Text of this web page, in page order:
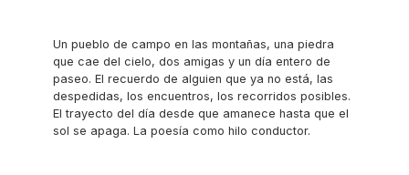
Un pueblo de campo en las montañas, una piedra
que cae del cielo, dos amigas y un día entero de
paseo. El recuerdo de alguien que ya no está, las
despedidas, los encuentros, los recorridos posibles.
El trayecto del día desde que amanece hasta que el
sol se apaga. La poesía como hilo conductor.